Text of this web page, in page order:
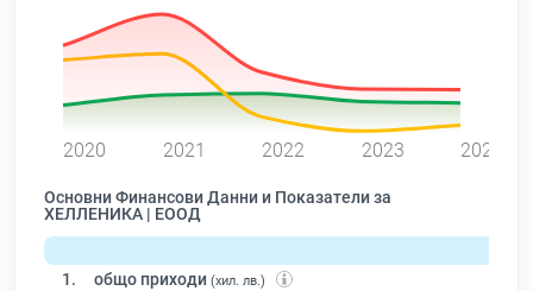
2020 2021 2022 2023 2024
Основни Финансови Данни и Показатели за
ХЕЛЛЕНИКА | ЕООД
1. общо приходи (хил. лв.)